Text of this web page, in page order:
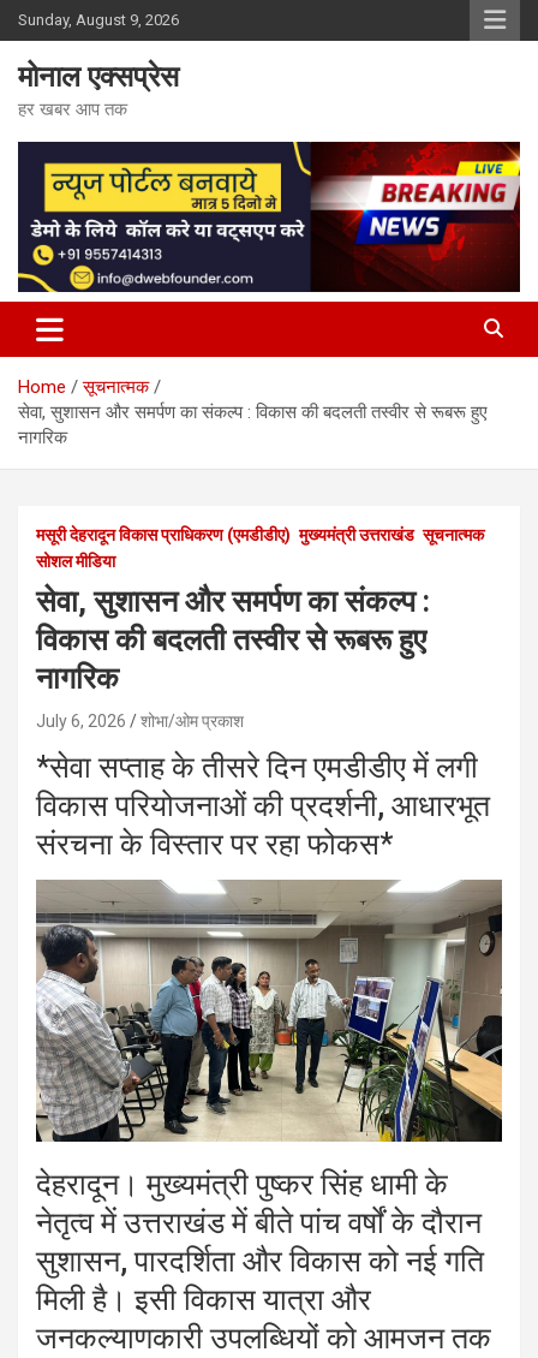
Skip
to
content
Sunday, August 9, 2026
मोनाल एक्सप्रेस
हर खबर आप तक
Home
सूचनात्मक
सेवा, सुशासन और समर्पण का संकल्प : विकास की बदलती तस्वीर से रूबरू हुए
नागरिक
मसूरी देहरादून विकास प्राधिकरण (एमडीडीए) मुख्यमंत्री उत्तराखंड सूचनात्मक
सोशल मीडिया
सेवा, सुशासन और समर्पण का संकल्प :
विकास की बदलती तस्वीर से रूबरू हुए
नागरिक
July 6, 2026 शोभा/ओम प्रकाश
*सेवा सप्ताह के तीसरे दिन एमडीडीए में लगी
विकास परियोजनाओं की प्रदर्शनी, आधारभूत
संरचना के विस्तार पर रहा फोकस*
देहरादून। मुख्यमंत्री पुष्कर सिंह धामी के
नेतृत्व में उत्तराखंड में बीते पांच वर्षों के दौरान
सुशासन, पारदर्शिता और विकास को नई गति
मिली है। इसी विकास यात्रा और
जनकल्याणकारी उपलब्धियों को आमजन तक